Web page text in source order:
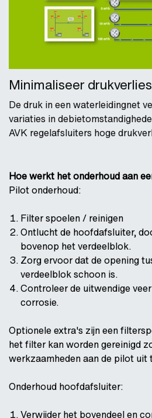
Minimaliseer drukverlies
De druk in een waterleidingnet
variaties in
AVK regelafsluiters hoge
Hoe werkt het onderhoud aan
Pilot onderhoud:
Filter spoelen / reinigen
Ontlucht de hoofdafsluiter,
bovenop het verdeelblok.
Zorg ervoor dat de opening
verdeelblok schoon is.
Controleer de uitwendige
corrosie.
Optionele extra's zijn een
het filter kan worden gereinigd
werkzaamheden aan de pilot uit
Onderhoud hoofdafsluiter:
Verwijder het bovendeel en